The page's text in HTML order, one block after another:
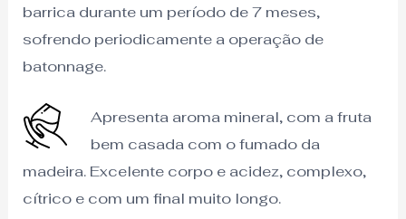
barrica durante um período de 7 meses,
sofrendo periodicamente a operação de
batonnage.
Apresenta aroma mineral, com a fruta
bem casada com o fumado da
madeira. Excelente corpo e acidez, complexo,
cítrico e com um final muito longo.